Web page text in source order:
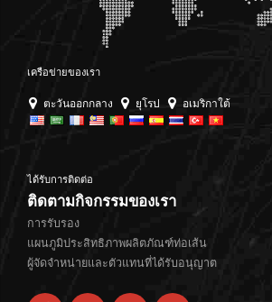
เครือข่ายของเรา
ตะวันออกกลาง ยุโรป อเมริกาใต้
ได้รับการติดต่อ
ติดตามกิจกรรมของเรา
การรับรอง
แผนภูมิประสิทธิภาพผลิตภัณฑ์ท่อเส้น
ผู้จัดจำหน่ายและตัวแทนที่ได้รับอนุญาต